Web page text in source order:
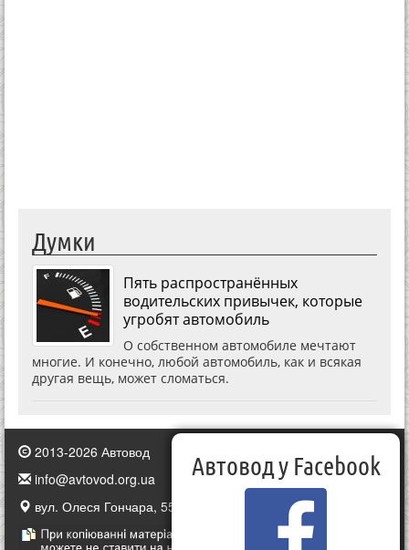
Думки
Пять распространённых
водительских привычек, которые
угробят автомобиль
О собственном автомобиле мечтают
многие. И конечно, любой автомобиль, как и всякая
другая вещь, может сломаться.
2013-2026 Автовод
info@avtovod.org.ua
вул. Олеся Гончара, 55, Київ, Україна
Автовод у Facebook